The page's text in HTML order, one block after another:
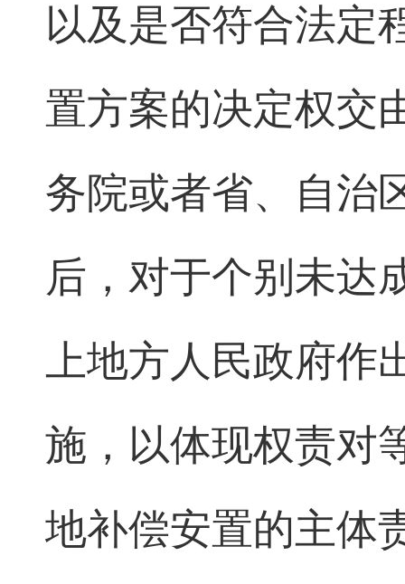
以及是否符合法定
置方案的决定权交
务院或者省、自治
后，对于个别未达
上地方人民政府
施，以体现权责对
地补偿安置的主体